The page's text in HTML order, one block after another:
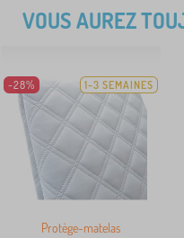
VOUS AUREZ
-28% 1-3 SEMAINES
Protège-matelas